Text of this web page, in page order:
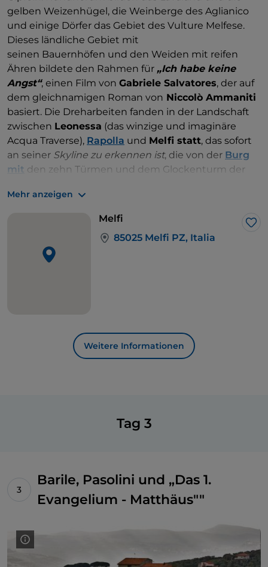
gelben Weizenhügel, die Weinberge des Aglianico
und einige Dörfer das Gebiet des Vulture Melfese.
Dieses ländliche Gebiet mit
seinen Bauernhöfen und den Weiden mit reifen
Ähren bildete den Rahmen für „Ich habe keine
Angst“, einen Film von Gabriele Salvatores, der auf
dem gleichnamigen Roman von Niccolò Ammaniti
basiert. Die Dreharbeiten fanden in der Landschaft
zwischen Leonessa (das winzige und imaginäre
Acqua Traverse), Rapolla und Melfi statt, das sofort
an seiner Skyline zu erkennen ist, die von der Burg
mit den zehn Türmen und dem Glockenturm der
Dorf war ein wichtiger Bischofssitz und eine
normannische königliche Residenz: Friedrich II. von
der sich heute das ArchäologischeNationalmuseum
des Melfese Massimo Pallottino befindet
Mehr anzeigen
Melfi
85025 Melfi PZ, Italia
Weitere Informationen
Tag 3
Barile, Pasolini und „Das 1.
Evangelium - Matthäus""